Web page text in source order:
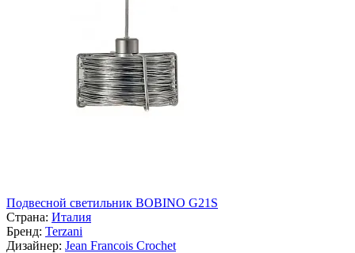
Подвесной светильник BOBINO G21S
Страна: Италия
Бренд: Terzani
Дизайнер: Jean Francois Crochet